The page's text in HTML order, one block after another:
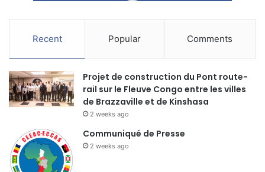
Recent Popular Comments
Projet de construction du Pont route-
rail sur le Fleuve Congo entre les villes
de Brazzaville et de Kinshasa
2 weeks ago
Communiqué de Presse
2 weeks ago